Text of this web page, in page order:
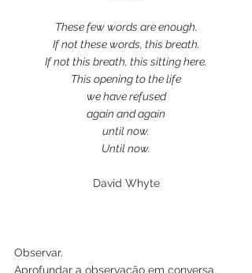
These few words are enough.
If not these words, this breath.
If not this breath, this sitting here.
This opening to the life
we have refused
again and again
until now.
Until now.
David Whyte
Observar.
Aprofundar a observação em conversa.